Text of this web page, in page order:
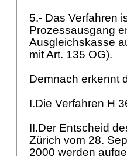
5.- Das Verfahren
Prozessausgang
Ausgleichskasse
mitArt. 135 OG).
Demnach erkennt
I.Die Verfahren H
II.Der Entscheid
Zürich vom 28.
2000 werden